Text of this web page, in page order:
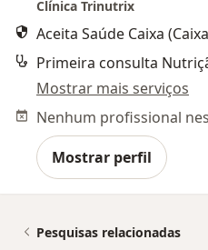
Clínica Trinutrix
Aceita Saúde Caixa
Primeira consulta
Mostrar mais serviços
Mostrar perfil
Pesquisas relacionadas